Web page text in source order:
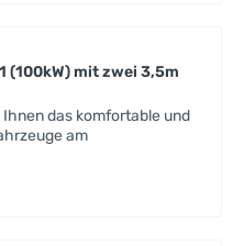
das komfortable und
am